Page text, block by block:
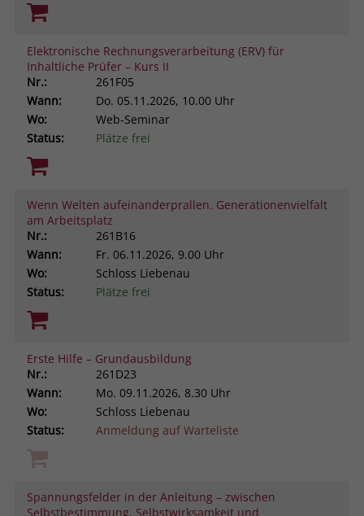
Elektronische Rechnungsverarbeitung (ERV) für
Inhaltliche Prüfer – Kurs II
Nr.:
261F05
Wann:
Do. 05.11.2026, 10.00 Uhr
Wo:
Web-Seminar
Status:
Plätze frei
Wenn Welten aufeinanderprallen. Generationenvielfalt
am Arbeitsplatz
Nr.:
261B16
Wann:
Fr. 06.11.2026, 9.00 Uhr
Wo:
Schloss Liebenau
Status:
Plätze frei
Erste Hilfe – Grundausbildung
Nr.:
261D23
Wann:
Mo. 09.11.2026, 8.30 Uhr
Wo:
Schloss Liebenau
Status:
Anmeldung auf Warteliste
Spannungsfelder in der Anleitung – zwischen
Selbstbestimmung, Selbstwirksamkeit und